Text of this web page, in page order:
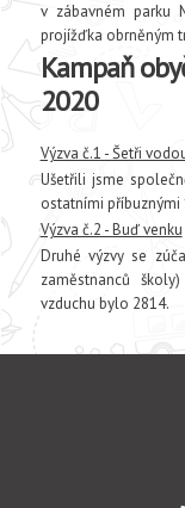
v zábavném parku
projížďka obrněným
Kampaň
2020
Výzva č.1 - Šetři
Ušetřili jsme
ostatními příbuznými
Výzva č.2 - Buď venku
Druhé výzvy se
zaměstnanců
vzduchu bylo 2814.